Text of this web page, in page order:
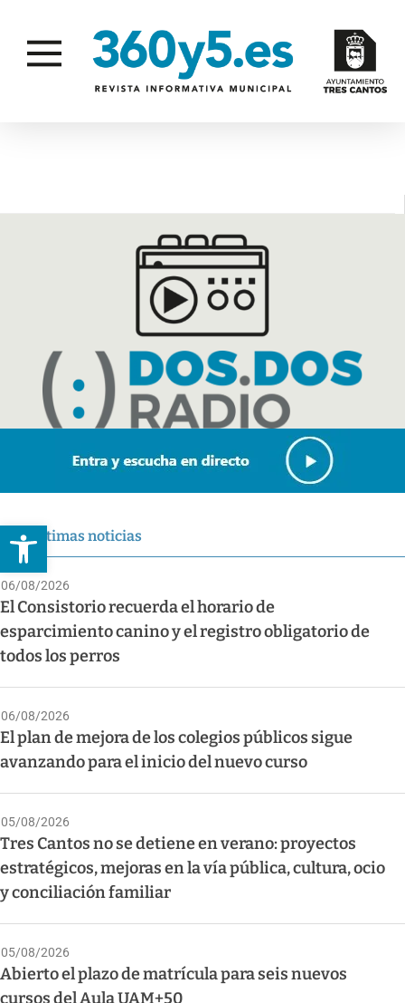
Abrir barra de herramientas
Últimas noticias
06/08/2026
El Consistorio recuerda el horario de
esparcimiento canino y el registro obligatorio de
todos los perros
06/08/2026
El plan de mejora de los colegios públicos sigue
avanzando para el inicio del nuevo curso
05/08/2026
Tres Cantos no se detiene en verano: proyectos
estratégicos, mejoras en la vía pública, cultura, ocio
y conciliación familiar
05/08/2026
Abierto el plazo de matrícula para seis nuevos
cursos del Aula UAM+50